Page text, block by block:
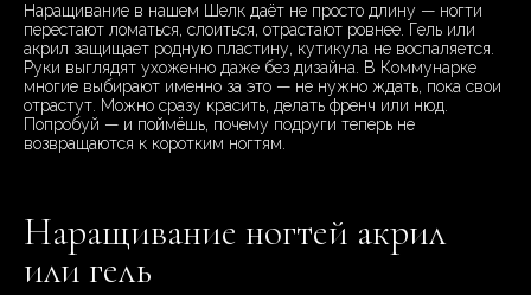
Наращивание в нашем Шелк даёт не просто длину — ногти
перестают ломаться, слоиться, отрастают ровнее. Гель или
акрил защищает родную пластину, кутикула не воспаляется.
Руки выглядят ухоженно даже без дизайна. В Коммунарке
многие выбирают именно за это — не нужно ждать, пока свои
отрастут. Можно сразу красить, делать френч или нюд.
Попробуй — и поймёшь, почему подруги теперь не
возвращаются к коротким ногтям.
Наращивание ногтей акрил
или гель